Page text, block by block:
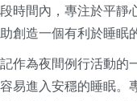
時間內，專注於平靜
創造一個有利於睡眠
作為夜間例行活動的
易進入安穩的睡眠。